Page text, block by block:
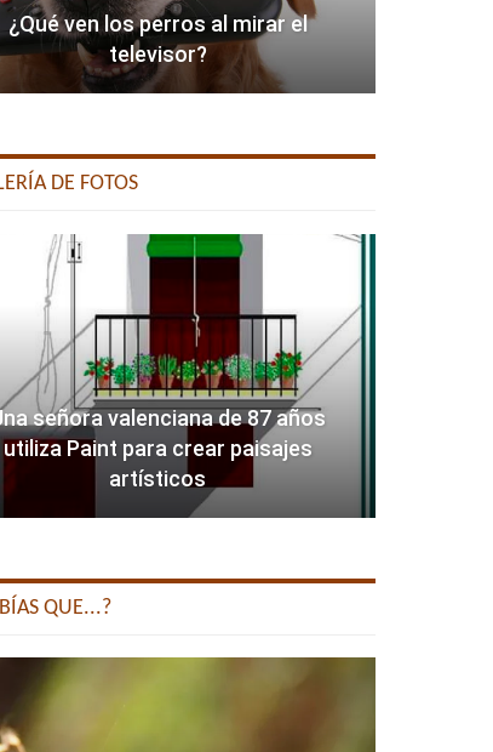
¿Qué ven los perros al mirar el
televisor?
DE FOTOS
señora valenciana de 87 años
utiliza Paint para crear paisajes
artísticos
QUE...?